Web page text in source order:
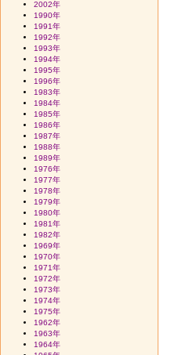
2002年
1990年
1991年
1992年
1993年
1994年
1995年
1996年
1983年
1984年
1985年
1986年
1987年
1988年
1989年
1976年
1977年
1978年
1979年
1980年
1981年
1982年
1969年
1970年
1971年
1972年
1973年
1974年
1975年
1962年
1963年
1964年